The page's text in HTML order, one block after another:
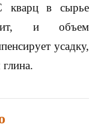
кварц в сырье
и объем
усадку,